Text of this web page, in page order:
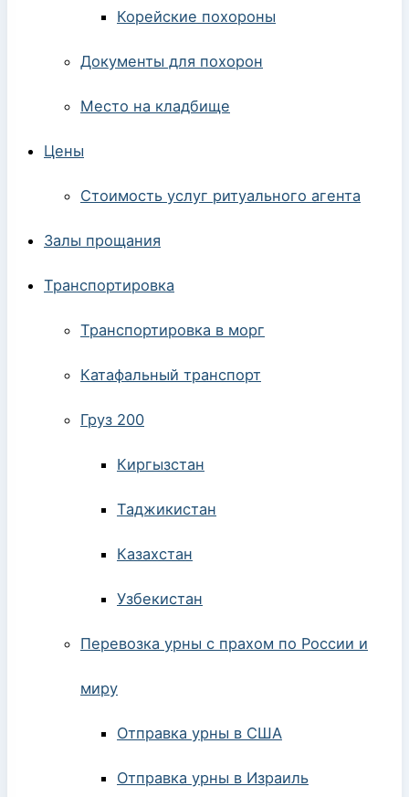
Корейские похороны
Документы для похорон
Место на кладбище
Цены
Стоимость услуг ритуального агента
Залы прощания
Транспортировка
Транспортировка в морг
Катафальный транспорт
Груз 200
Киргызстан
Таджикистан
Казахстан
Узбекистан
Перевозка урны с прахом по России и
миру
Отправка урны в США
Отправка урны в Израиль